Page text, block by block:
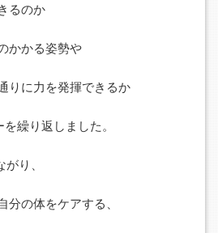
るのか
かかる姿勢や
りに力を発揮できるか
繰り返しました。
り、
分の体をケアする、